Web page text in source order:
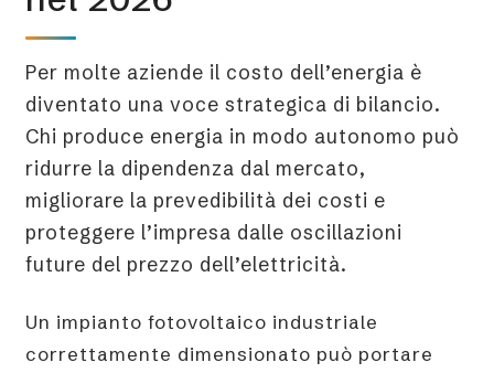
Per molte aziende il costo dell’energia è
diventato una voce strategica di bilancio.
Chi produce energia in modo autonomo può
ridurre la dipendenza dal mercato,
migliorare la prevedibilità dei costi e
proteggere l’impresa dalle oscillazioni
future del prezzo dell’elettricità.
Un impianto fotovoltaico industriale
correttamente dimensionato può portare